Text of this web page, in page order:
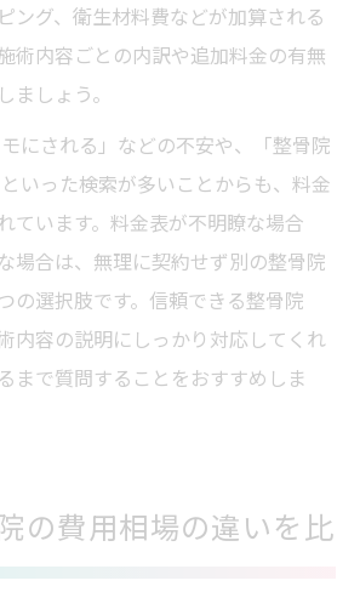
ング、衛生材料費などが加算される
術内容ごとの内訳や追加料金の有無
ましょう。
にされる」などの不安や、「整骨院
いった検索が多いことからも、料金
ています。料金表が不明瞭な場合
場合は、無理に契約せず別の整骨院
の選択肢です。信頼できる整骨院
内容の説明にしっかり対応してくれ
まで質問することをおすすめしま
の費用相場の違いを比